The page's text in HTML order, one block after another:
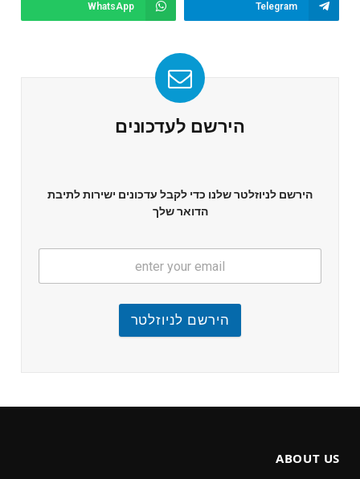
Telegram
WhatsApp
הירשם לעדכונים
הירשם לניוזלטר שלנו כדי לקבל עדכונים ישירות לתיבת
הדואר שלך
הירשם לניוזלטר
ABOUT US